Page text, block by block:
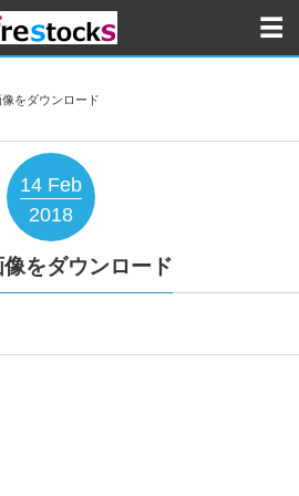
をダウンロード
14 Feb
2018
をダウンロード